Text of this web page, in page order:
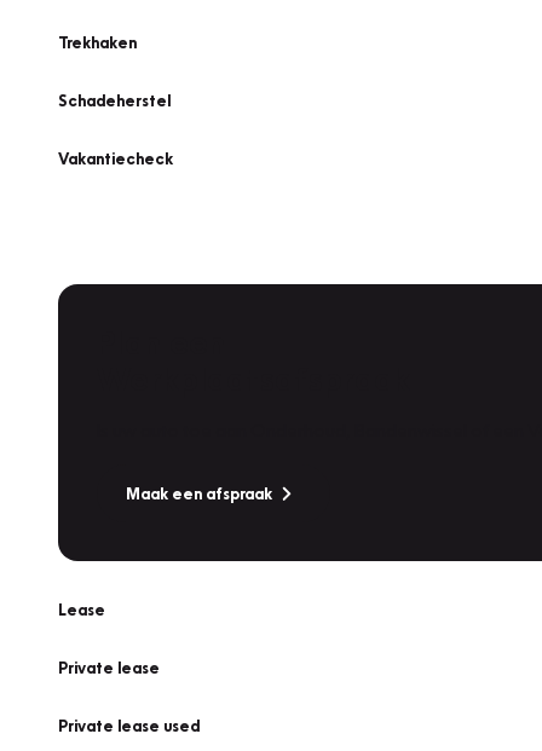
Trekhaken
Schadeherstel
Vakantiecheck
Maak een afspraak
Lease
Private lease
Private lease used